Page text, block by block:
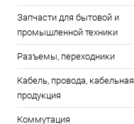
Запчасти для бытовой и
промышленной техники
Разъемы, переходники
Кабель, провода, кабельная
продукция
Коммутация